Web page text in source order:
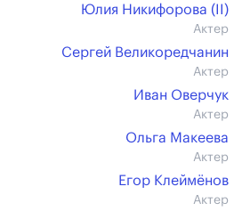
Юлия Никифорова (II)
Актер
Сергей Великоредчанин
Актер
Иван Оверчук
Актер
Ольга Макеева
Актер
Егор Клеймёнов
Актер